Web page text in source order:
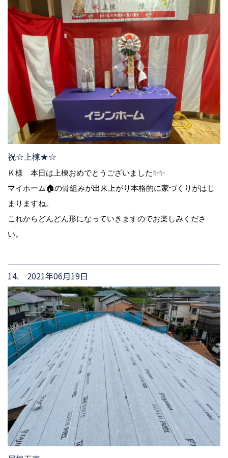
祝☆上棟★☆
Ｋ様 本日は上棟おめでとうございました✨✨
マイホーム🏠の骨組みが出来上がり本格的に家づくりがはじ
まりますね。
これからどんどん形になっていきますのでお楽しみくださ
い。
14. 2021年06月19日